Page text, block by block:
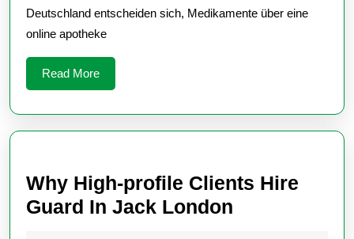
Deutschland entscheiden sich, Medikamente über eine
online apotheke
Read MoreRead
More
Why High-profile Clients Hire
Guard In Jack London